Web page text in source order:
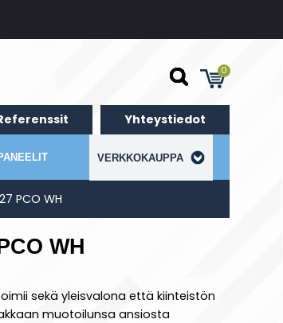
0
Yhteystiedot
VERKKOKAUPPA
PCO WH
WH
sekä yleisvalona että kiinteistön
muotoilunsa ansiosta